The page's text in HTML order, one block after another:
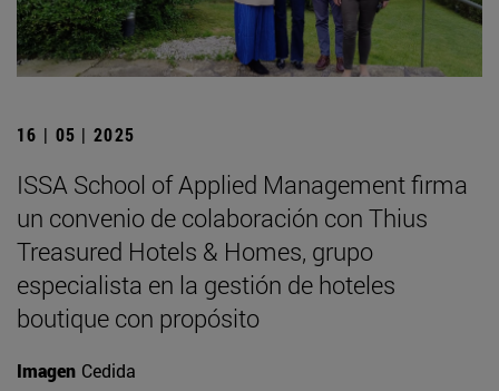
16 | 05 | 2025
ISSA School of Applied Management firma
un convenio de colaboración con Thius
Treasured Hotels & Homes, grupo
especialista en la gestión de hoteles
boutique con propósito
Imagen Cedida